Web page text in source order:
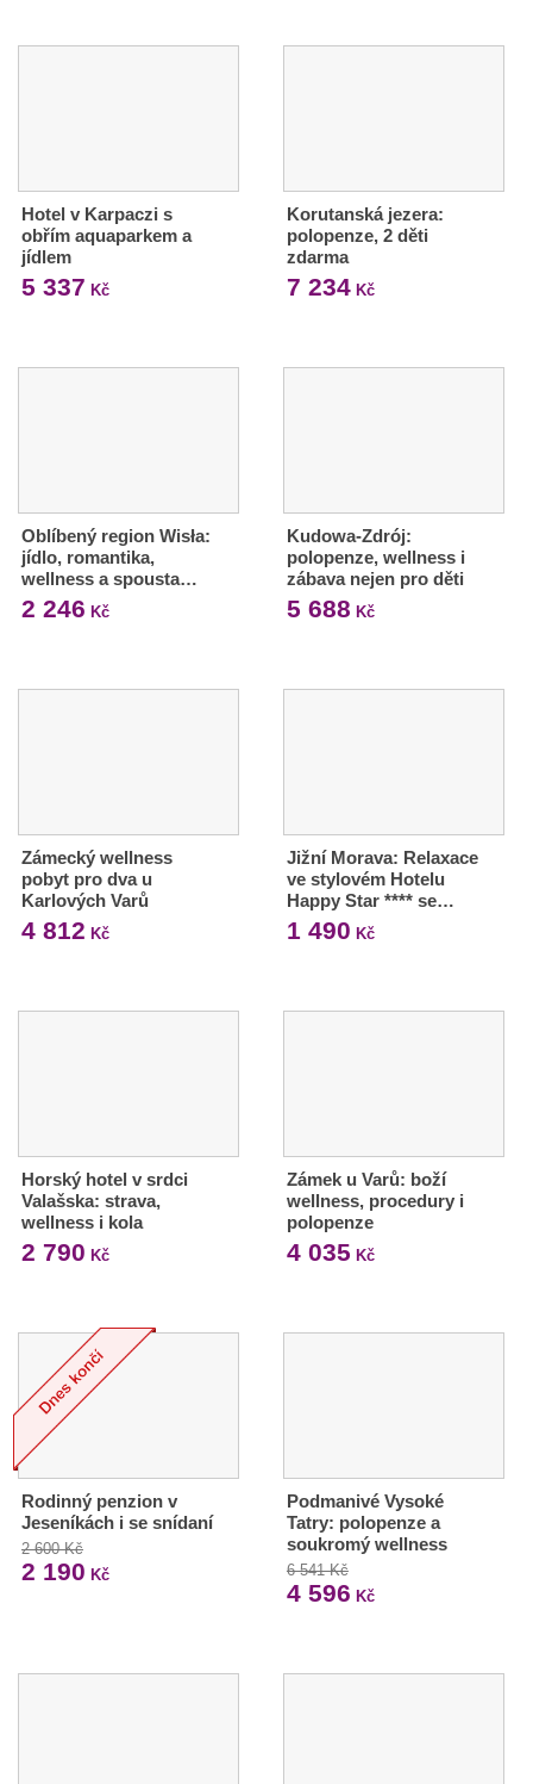
Hotel v Karpaczi s
obřím aquaparkem a
jídlem
5 337 Kč
Korutanská jezera:
polopenze, 2 děti
zdarma
7 234Kč
Oblíbený region Wisła:
jídlo, romantika,
wellness a spousta…
2 246 Kč
Kudowa-Zdrój:
polopenze, wellness i
zábava nejen pro děti
5 688 Kč
Zámecký wellness
pobyt pro dva u
Karlových Varů
4 812 Kč
Jižní Morava: Relaxace
ve stylovém Hotelu
Happy Star **** se…
1 490 Kč
Horský hotel v srdci
Valašska: strava,
wellness i kola
2 790 Kč
Zámek u Varů: boží
wellness, procedury i
polopenze
4 035 Kč
Rodinný penzion v
Jeseníkách i se snídaní
2 600 Kč
2 190 Kč
Podmanivé Vysoké
Tatry: polopenze a
soukromý wellness
6 541 Kč
4 596 Kč